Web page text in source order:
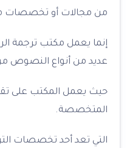
من مجالات أو تخصصات
إنما يعمل مكتب ترجمة
عديد من أنواع
حيث يعمل المكتب على
المتخصصة.
التي تعد أحد تخصصات